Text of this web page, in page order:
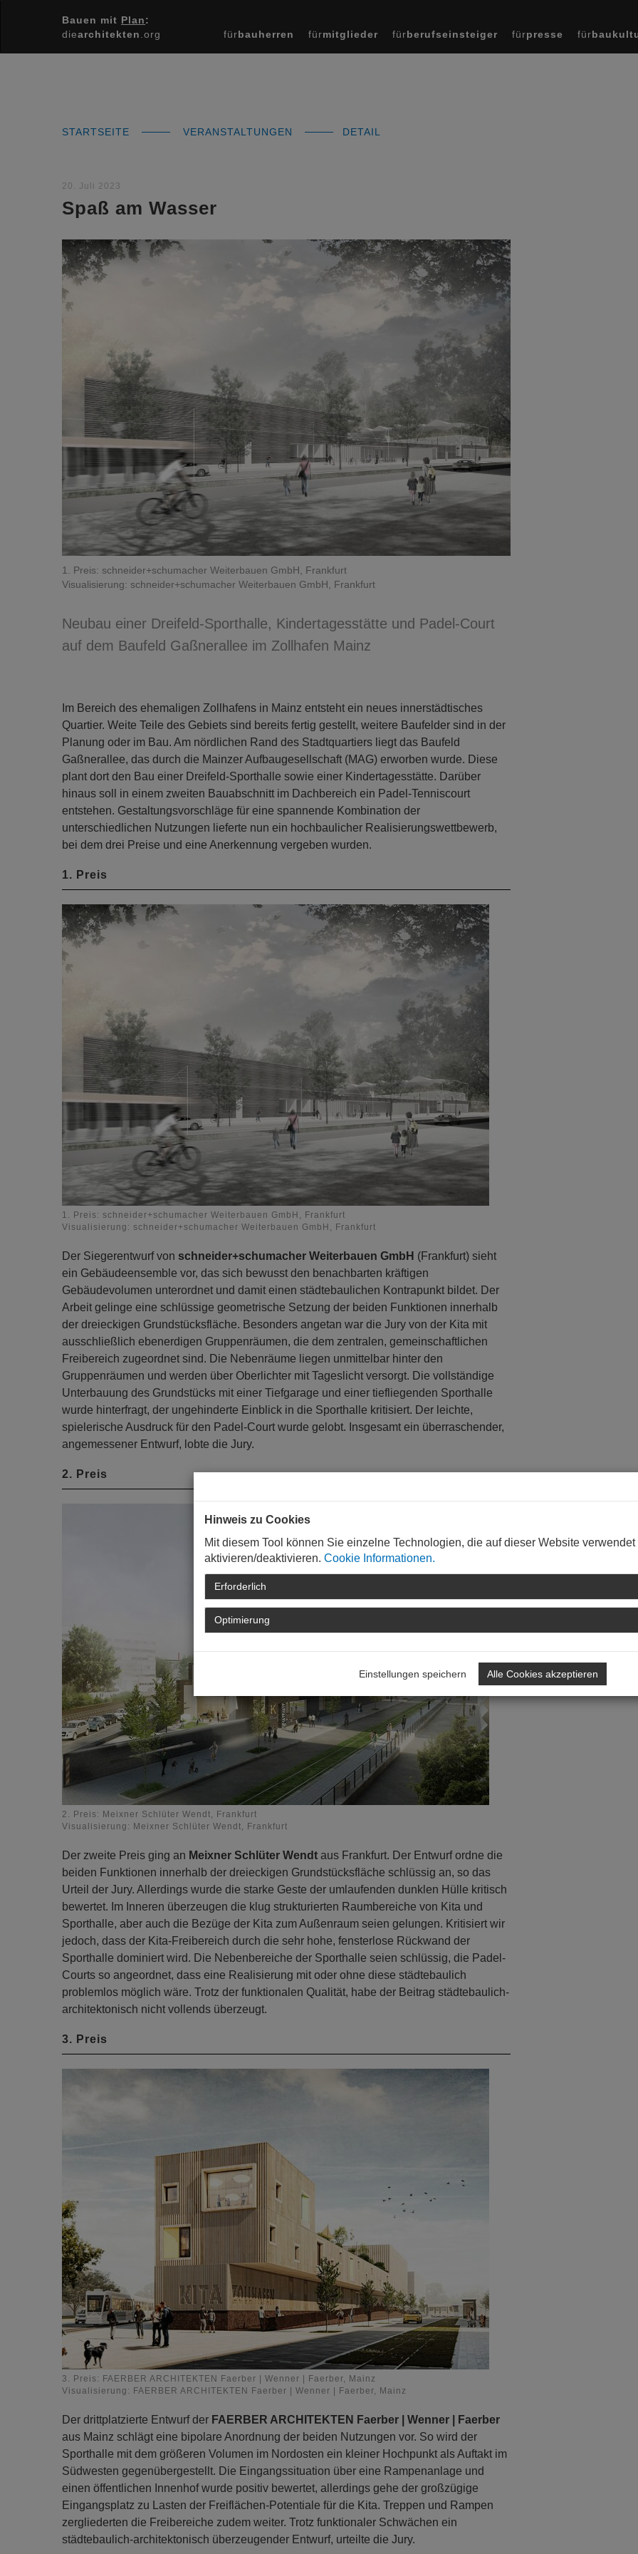
Bauen mit Plan:
diearchitekten .org fürbauherren fürmitglieder fürberufseinsteiger fürpresse für
STARTSEITE VERANSTALTUNGEN DETAIL
20. Juli 2023
Spaß am Wasser
1. Preis: schneider+schumacher Weiterbauen GmbH, Frankfurt
Visualisierung: schneider+schumacher Weiterbauen GmbH, Frankfurt
Neubau einer Dreifeld-Sporthalle, Kindertagesstätte und Padel-Court
auf dem Baufeld Gaßnerallee im Zollhafen Mainz
Im Bereich des ehemaligen Zollhafens in Mainz entsteht ein neues innerstädtisches
Quartier. Weite Teile des Gebiets sind bereits fertig gestellt, weitere Baufelder sind in der
Planung oder im Bau. Am nördlichen Rand des Stadtquartiers liegt das Baufeld
Gaßnerallee, das durch die Mainzer Aufbaugesellschaft (MAG) erworben wurde. Diese
plant dort den Bau einer Dreifeld-Sporthalle sowie einer Kindertagesstätte. Darüber
hinaus soll in einem zweiten Bauabschnitt im Dachbereich ein Padel-Tenniscourt
entstehen. Gestaltungsvorschläge für eine spannende Kombination der
unterschiedlichen Nutzungen lieferte nun ein hochbaulicher Realisierungswettbewerb,
bei dem drei Preise und eine Anerkennung vergeben wurden.
1. Preis
1. Preis: schneider+schumacher Weiterbauen GmbH, Frankfurt
Visualisierung: schneider+schumacher Weiterbauen GmbH, Frankfurt
Der Siegerentwurf von schneider+schumacher Weiterbauen GmbH (Frankfurt) sieht
ein Gebäudeensemble vor, das sich bewusst den benachbarten kräftigen
Gebäudevolumen unterordnet und damit einen städtebaulichen Kontrapunkt bildet. Der
Arbeit gelinge eine schlüssige geometrische Setzung der beiden Funktionen innerhalb
der dreieckigen Grundstücksfläche. Besonders angetan war die Jury von der Kita mit
ausschließlich ebenerdigen Gruppenräumen, die dem zentralen, gemeinschaftlichen
Freibereich zugeordnet sind. Die Nebenräume liegen unmittelbar hinter den
Gruppenräumen und werden über Oberlichter mit Tageslicht versorgt. Die vollständige
Unterbauung des Grundstücks mit einer Tiefgarage und einer tiefliegenden Sporthalle
wurde hinterfragt, der ungehinderte Einblick in die Sporthalle kritisiert. Der leichte,
spielerische Ausdruck für den Padel-Court wurde gelobt. Insgesamt ein überraschender,
angemessener Entwurf, lobte die Jury.
2. Preis
2. Preis: Meixner Schlüter Wendt, Frankfurt
Visualisierung: Meixner Schlüter Wendt, Frankfurt
Der zweite Preis ging an Meixner Schlüter Wendt aus Frankfurt. Der Entwurf ordne die
beiden Funktionen innerhalb der dreieckigen Grundstücksfläche schlüssig an, so das
Urteil der Jury. Allerdings wurde die starke Geste der umlaufenden dunklen Hülle kritisch
bewertet. Im Inneren überzeugen die klug strukturierten Raumbereiche von Kita und
Sporthalle, aber auch die Bezüge der Kita zum Außenraum seien gelungen. Kritisiert wir
jedoch, dass der Kita-Freibereich durch die sehr hohe, fensterlose Rückwand der
Sporthalle dominiert wird. Die Nebenbereiche der Sporthalle seien schlüssig, die Padel-
Courts so angeordnet, dass eine Realisierung mit oder ohne diese städtebaulich
problemlos möglich wäre. Trotz der funktionalen Qualität, habe der Beitrag städtebaulich-
architektonisch nicht vollends überzeugt.
3. Preis
3. Preis: FAERBER ARCHITEKTEN Faerber | Wenner | Faerber, Mainz
Visualisierung: FAERBER ARCHITEKTEN Faerber | Wenner | Faerber, Mainz
Der drittplatzierte Entwurf der FAERBER ARCHITEKTEN Faerber | Wenner | Faerber
aus Mainz schlägt eine bipolare Anordnung der beiden Nutzungen vor. So wird der
Sporthalle mit dem größeren Volumen im Nordosten ein kleiner Hochpunkt als Auftakt im
Südwesten gegenübergestellt. Die Eingangssituation über eine Rampenanlage und
einen öffentlichen Innenhof wurde positiv bewertet, allerdings gehe der großzügige
Eingangsplatz zu Lasten der Freiflächen-Potentiale für die Kita. Treppen und Rampen
zergliederten die Freibereiche zudem weiter. Trotz funktionaler Schwächen ein
städtebaulich-architektonisch überzeugender Entwurf, urteilte die Jury.
Hinweis zu Cookies
Mit diesem Tool können Sie einzelne Technologien, die auf dieser Website verwendet
aktivieren/deaktivieren. Cookie Informationen.
Erforderlich
Optimierung
Einstellungen speichern Alle Cookies akzeptieren